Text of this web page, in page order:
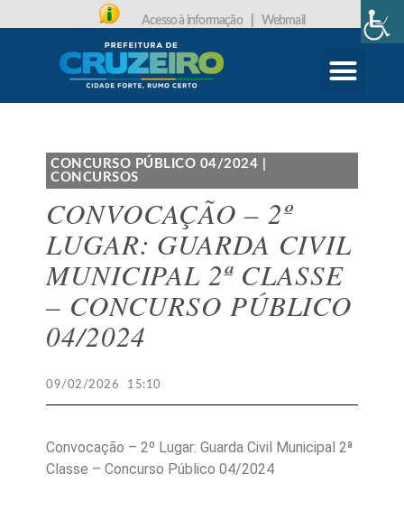
Acesso à informação Webmail
CONCURSO PÚBLICO 04/2024
CONCURSOS
CONVOCAÇÃO – 2º
LUGAR: GUARDA CIVIL
MUNICIPAL 2ª CLASSE
– CONCURSO PÚBLICO
04/2024
09/02/2026 15:10
Convocação – 2º Lugar: Guarda Civil Municipal 2ª
Classe – Concurso Público 04/2024